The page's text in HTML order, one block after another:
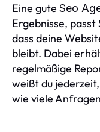
Eine gute Seo
Ergebnisse,
dass deine
bleibt. Dabei
regelmäßige
weißt du
wie viele